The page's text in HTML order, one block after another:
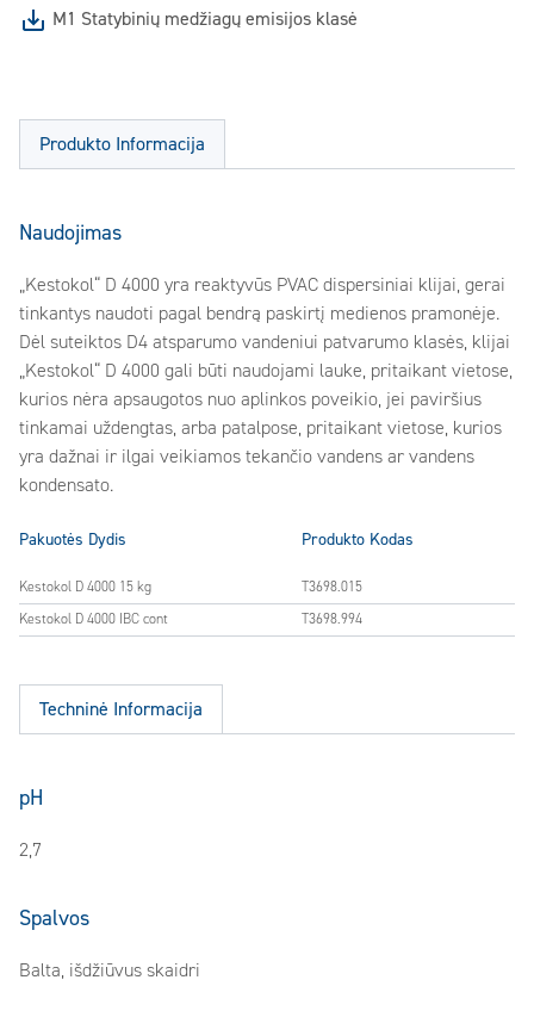
M1 Statybinių medžiagų emisijos klasė
Produkto Informacija
Naudojimas
„Kestokol“ D 4000 yra reaktyvūs PVAC dispersiniai klijai, gerai
tinkantys naudoti pagal bendrą paskirtį medienos pramonėje.
Dėl suteiktos D4 atsparumo vandeniui patvarumo klasės, klijai
„Kestokol“ D 4000 gali būti naudojami lauke, pritaikant vietose,
kurios nėra apsaugotos nuo aplinkos poveikio, jei paviršius
tinkamai uždengtas, arba patalpose, pritaikant vietose, kurios
yra dažnai ir ilgai veikiamos tekančio vandens ar vandens
kondensato.
Pakuotės Dydis Produkto Kodas
Kestokol D 4000 15 kg
T3698.015
Kestokol D 4000 IBC cont
T3698.994
Techninė Informacija
pH
2,7
Spalvos
Balta, išdžiūvus skaidri